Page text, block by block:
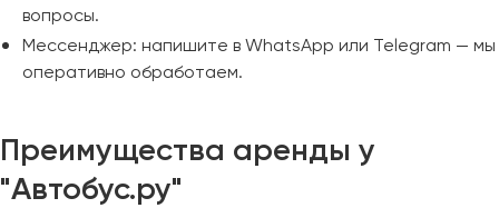
вопросы.
Мессенджер: напишите в WhatsApp или Telegram — мы
оперативно обработаем.
Преимущества аренды у
"Автобус.ру"